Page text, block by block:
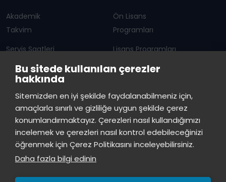
Bu sitede kullanılan çerezler
hakkında
Sitemizden en iyi şekilde faydalanabilmeniz için,
amaçlarla sınırlı ve gizliliğe uygun şekilde çerez
konumlandırmaktayız. Çerezleri nasıl kullandığımızı
incelemek ve çerezleri nasıl kontrol edebileceğinizi
öğrenmek için Çerez Politikasını inceleyebilirsiniz.
Daha fazla bilgi edinin
Akademik
Takvim
Servis Saatleri
Duyurular
Ön Lisans
Programları
Lisans Programları
Lisansüstü
İSTİNYE
Basın
Kiti
İhaleler İstinye Post Kampüslerimiz
çevrimiçi
İstinye Üniversitesi
Merhaba! Size nasıl yardımcı
olabilirim?